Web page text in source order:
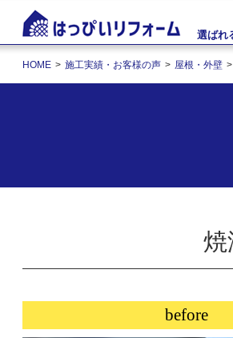
選ばれ
HOME 施工実績・お客様の声 屋根・外壁
焼
before